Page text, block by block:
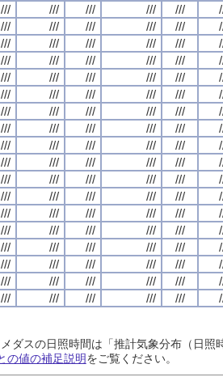
/// /// /// /// ///
/// /// /// /// ///
/// /// /// /// ///
/// /// /// /// ///
/// /// /// /// ///
/// /// /// /// ///
/// /// /// /// ///
/// /// /// /// ///
/// /// /// /// ///
/// /// /// /// ///
/// /// /// /// ///
/// /// /// /// ///
/// /// /// /// ///
/// /// /// /// ///
/// /// /// /// ///
/// /// /// /// ///
/// /// /// /// ///
/// /// /// /// ///
ダスの日照時間は「推計気象分布（日
の値の補足説明をご覧ください。